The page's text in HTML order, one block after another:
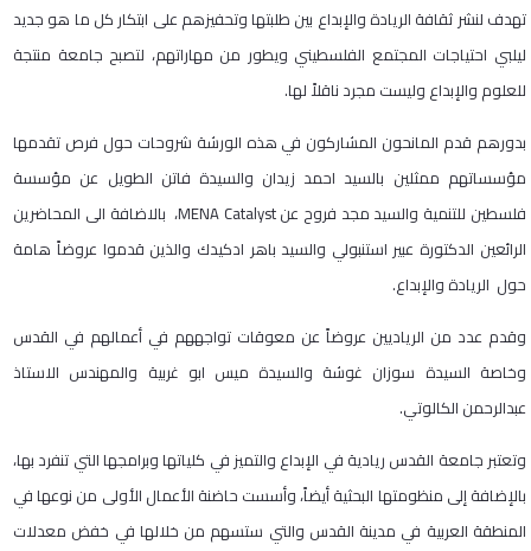
تهدف لنشر ثقافة الريادة والإبداع بين طلبتها وتحفيزهم على ابتكار كل ما هو جديد
ليلبي احتياجات المجتمع الفلسطيني ويطور من مهاراتهم، لتصبح جامعة منتجة
للعلوم والإبداع وليست مجرد ناقلاً لها.
بدورهم قدم المانحون المشاركون في هذه الورشة شروحات حول فرص تقدمها
مؤسساتهم ممثلين بالسيد احمد زيدان والسيدة فاتن الطويل عن مؤسسة
فلسطين للتنمية والسيد مجد فروح عنMENA Catalyst، بالاضافة الى المحاضرين
الرائعين الدكتورة عبير استنبولي والسيد باهر ادكيدك والذين قدموا عروضاً هامة
حول الريادة والإبداع.
وقدم عدد من الرياديين عروضاً عن معوقات تواجههم في أعمالهم في القدس
وخاصة السيدة سوزان غوشة والسيدة ميس ابو غربية والمهندس الاستاذ
عبدالرحمن الكالوتي.
وتعتبر جامعة القدس ريادية في الإبداع والتميز في كلياتها وبرامجها التي تنفرد بها،
بالإضافة إلى منظومتها البحثية أيضاً، وأسست حاضنة الأعمال الأولى من نوعها في
المنطقة العربية في مدينة القدس والتي ستسهم من خلالها في خفض معدلات